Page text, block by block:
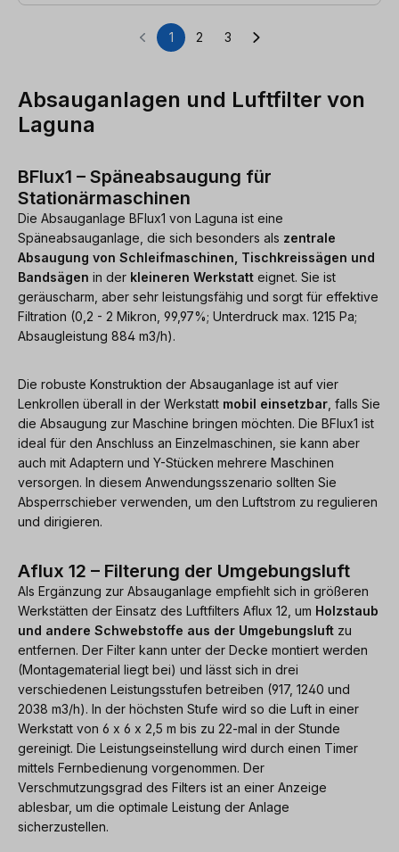
Seite
1 Seite
2 Seite
3
Absauganlagen und Luftfilter von
Laguna
BFlux1 – Späneabsaugung für
Stationärmaschinen
Die Absauganlage BFlux1 von Laguna ist eine
Späneabsauganlage, die sich besonders als zentrale
Absaugung von Schleifmaschinen, Tischkreissägen und
Bandsägen in der kleineren Werkstatt eignet. Sie ist
geräuscharm, aber sehr leistungsfähig und sorgt für effektive
Filtration (0,2 - 2 Mikron, 99,97%; Unterdruck max. 1215 Pa;
Absaugleistung 884 m3/h).
Die robuste Konstruktion der Absauganlage ist auf vier
Lenkrollen überall in der Werkstatt mobil einsetzbar , falls Sie
die Absaugung zur Maschine bringen möchten. Die BFlux1 ist
ideal für den Anschluss an Einzelmaschinen, sie kann aber
auch mit Adaptern und Y-Stücken mehrere Maschinen
versorgen. In diesem Anwendungsszenario sollten Sie
Absperrschieber verwenden, um den Luftstrom zu regulieren
und dirigieren.
Aflux 12 – Filterung der Umgebungsluft
Als Ergänzung zur Absauganlage empfiehlt sich in größeren
Werkstätten der Einsatz des Luftfilters Aflux 12, um Holzstaub
und andere Schwebstoffe aus der Umgebungsluft zu
entfernen. Der Filter kann unter der Decke montiert werden
(Montagematerial liegt bei) und lässt sich in drei
verschiedenen Leistungsstufen betreiben (917, 1240 und
2038 m3/h). In der höchsten Stufe wird so die Luft in einer
Werkstatt von 6 x 6 x 2,5 m bis zu 22-mal in der Stunde
gereinigt. Die Leistungseinstellung wird durch einen Timer
mittels Fernbedienung vorgenommen. Der
Verschmutzungsgrad des Filters ist an einer Anzeige
ablesbar, um die optimale Leistung der Anlage
sicherzustellen.